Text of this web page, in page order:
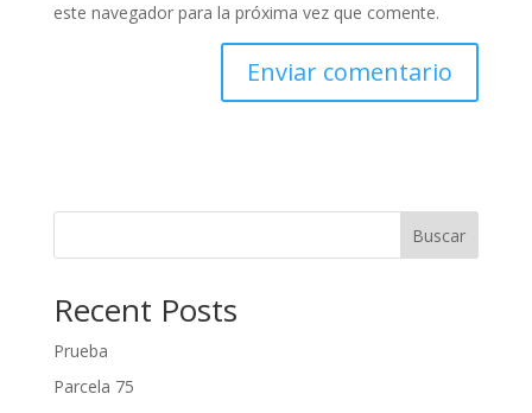
este navegador para la próxima vez que comente.
Buscar
Recent Posts
Prueba
Parcela 75